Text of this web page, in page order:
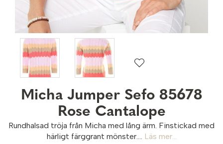
Micha Jumper Sefo 85678
Rose Cantalope
Rundhalsad tröja från Micha med lång ärm. Finstickad med
härligt färggrant mönster....
Läs mer...